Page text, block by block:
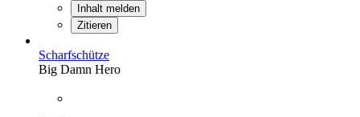
Inhalt melden
Zitieren
Scharfschütze
Big Damn Hero